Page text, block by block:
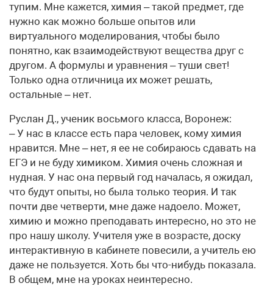
тупим. Мне кажется, химия – такой предмет, где
нужно как можно больше опытов или
виртуального моделирования, чтобы было
понятно, как взаимодействуют вещества друг с
другом. А формулы и уравнения – туши свет!
Только одна отличница их может решать,
остальные – нет.
Руслан Д., ученик восьмого класса, Воронеж:
– У нас в классе есть пара человек, кому химия
нравится. Мне – нет, я ее не собираюсь сдавать на
ЕГЭ и не буду химиком. Химия очень сложная и
нудная. У нас она первый год началась, я ожидал,
что будут опыты, но была только теория. И так
почти две четверти, мне даже надоело. Может,
химию и можно преподавать интересно, но это не
про нашу школу. Учителя уже в возрасте, доску
интерактивную в кабинете повесили, а учитель ею
даже не пользуется. Хоть бы что-нибудь показала.
В общем, мне на уроках неинтересно.